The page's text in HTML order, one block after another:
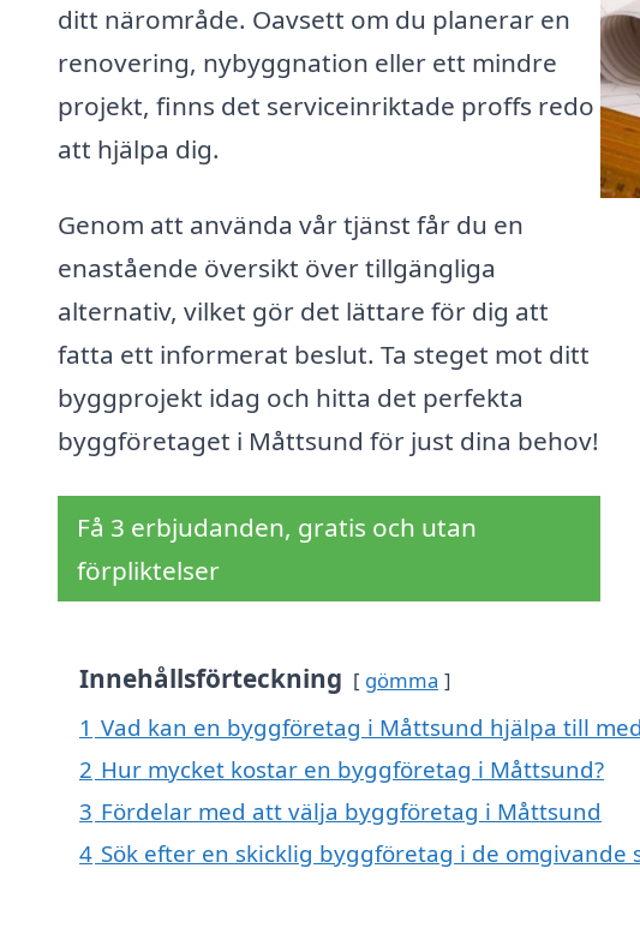
ditt närområde. Oavsett om du planerar en
renovering, nybyggnation eller ett mindre
projekt, finns det serviceinriktade proffs redo
att hjälpa dig.
Genom att använda vår tjänst får du en
enastående översikt över tillgängliga
alternativ, vilket gör det lättare för dig att
fatta ett informerat beslut. Ta steget mot ditt
byggprojekt idag och hitta det perfekta
byggföretaget i Måttsund för just dina behov!
Få 3 erbjudanden, gratis och utan
förpliktelser
Innehållsförteckning gömma
1 Vad kan en byggföretag i Måttsund hjälpa till
2 Hur mycket kostar en byggföretag i Måttsund?
3 Fördelar med att välja byggföretag i Måttsund
4 Sök efter en skicklig byggföretag i de omgivande